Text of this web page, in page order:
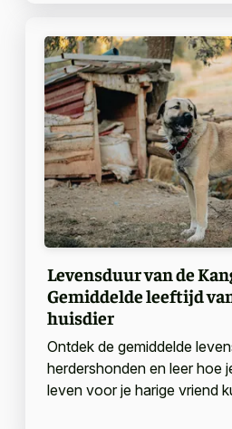
Levensduur van de
Gemiddelde leeftijd
huisdier
Ontdek de gemiddelde
herdershonden en leer hoe
leven voor je harige vriend